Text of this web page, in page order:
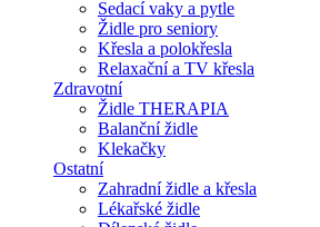
Sedací vaky a pytle
Židle pro seniory
Křesla a polokřesla
Relaxační a TV křesla
Zdravotní
Židle THERAPIA
Balanční židle
Klekačky
Ostatní
Zahradní židle a křesla
Lékařské židle